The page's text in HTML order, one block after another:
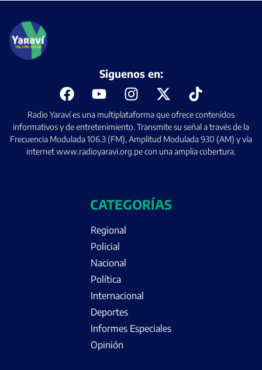
Radio Yaraví es una multiplataforma que ofrece contenidos
informativos y de entretenimiento. Transmite su señal a través de la
Frecuencia Modulada 106.3 (FM), Amplitud Modulada 930 (AM) y vía
internet www.radioyaravi.org.pe con una amplia cobertura.
Siguenos en:
CATEGORÍAS
Regional
Policial
Nacional
Política
Internacional
Deportes
Informes Especiales
Opinión